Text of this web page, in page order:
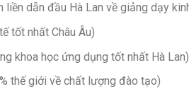
liền dẫn đầu Hà Lan về giảng dạy
tốt nhất Châu Âu)
khoa học ứng dụng tốt nhất Hà Lan)
thế giới về chất lượng đào tạo)